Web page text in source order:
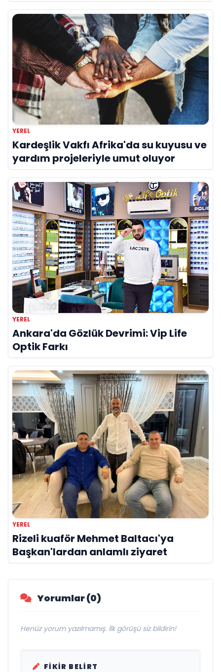
YEREL
Kardeşlik Vakfı Afrika'da su kuyusu ve
yardım projeleriyle umut oluyor
YEREL
Ankara'da Gözlük Devrimi: Vip Life
Optik Farkı
YEREL
Rizeli kuaför Mehmet Baltacı'ya
Başkan'lardan anlamlı ziyaret
Yorumlar (0)
Henüz yorum yazılmamış. İlk görüşü siz bildirin!
FIKIR BELIRT